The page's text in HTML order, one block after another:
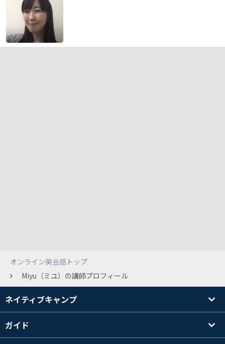
オンライン英会話トップ
Miyu（ミユ）の講師プロフィール
ネイティブキャンプ
ガイド